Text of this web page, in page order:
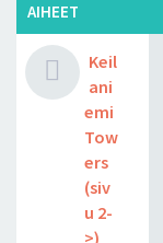
AIHEET
Keil
ani
emi
Tow
ers
(siv
u 2-
>)